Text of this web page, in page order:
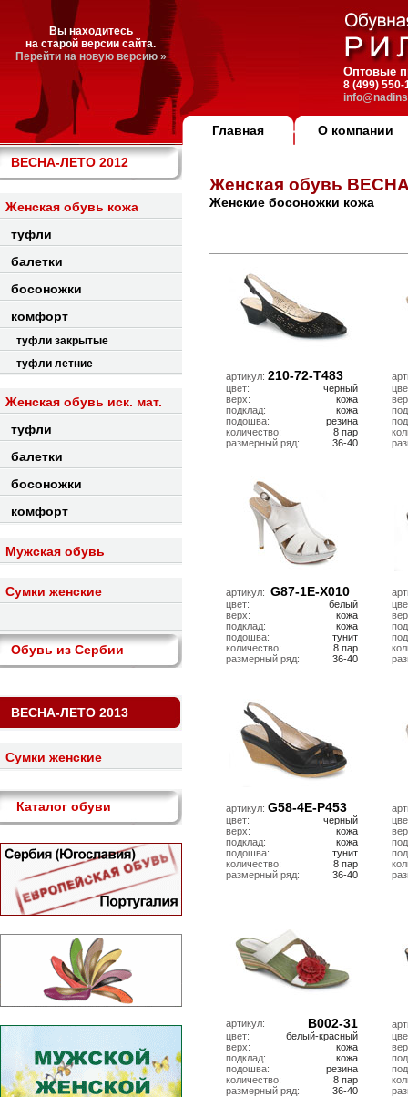
Вы находитесь
на старой версии сайта.
Перейти на новую версию »
Оптовые
8 (499)
Главная О компании
ВЕСНА-ЛЕТО 2012
Женская обувь кожа
туфли
балетки
босоножки
комфорт
туфли закрытые
туфли летние
Женская обувь иск. мат.
туфли
балетки
босоножки
комфорт
Мужская обувь
Cумки женские
Обувь из Сербии
ВЕСНА-ЛЕТО 2013
Cумки женские
Каталог обуви
Женская обувь
Женские босоножки кожа
артикул: 210-72-T483
цвет:
черный
верх:
кожа
подклад:
кожа
подошва:
резина
количество:
8 пар
размерный ряд:36-40
артикул: G87-1E-Х010
цвет:
белый
верх:
кожа
подклад:
кожа
подошва:
тунит
количество:
8 пар
размерный ряд:36-40
артикул: G58-4E-P453
цвет:
черный
верх:
кожа
подклад:
кожа
подошва:
тунит
количество:
8 пар
размерный ряд:36-40
артикул: B002-31
цвет:
белый-красный
верх:
кожа
подклад:
кожа
подошва:
резина
количество:
8 пар
размерный ряд:36-40